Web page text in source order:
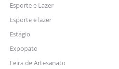
Esporte e Lazer
Esporte e lazer
Estágio
Expopato
Feira de Artesanato